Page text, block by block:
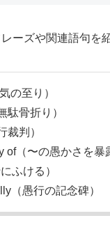
ーズや関連語句を
の至り）
駄骨折り）
裁判）
of（〜の愚かさを暴
ふける）
（愚行の記念碑）